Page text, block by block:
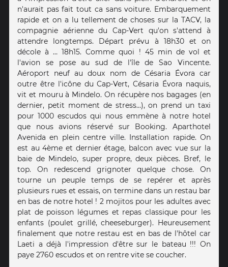
n'aurait pas fait tout ca sans voiture. Embarquement
rapide et on a lu tellement de choses sur la TACV, la
compagnie aérienne du Cap-Vert qu'on s'attend à
attendre longtemps. Départ prévu à 18h30 et on
décole à … 18h15. Comme quoi ! 45 min de vol et
l'avion se pose au sud de l'île de Sao Vincente.
Aéroport neuf au doux nom de Césaria Évora car
outre être l'icône du Cap-Vert, Césaria Évora naquis,
vit et mouru à Mindelo. On récupère nos bagages (en
dernier, petit moment de stress…), on prend un taxi
pour 1000 escudos qui nous emmène à notre hotel
que nous avions réservé sur Booking. Aparthotel
Avenida en plein centre ville. Installation rapide. On
est au 4ème et dernier étage, balcon avec vue sur la
baie de Mindelo, super propre, deux pièces. Bref, le
top. On redescend grignoter quelque chose. On
tourne un peuple temps de se repérer et après
plusieurs rues et essais, on termine dans un restau bar
en bas de notre hotel ! 2 mojitos pour les adultes avec
plat de poisson légumes et repas classique pour les
enfants (poulet grillé, cheeseburger). Heureusement
finalement que notre restau est en bas de l'hôtel car
Laeti a déjà l'impression d'être sur le bateau !!! On
paye 2760 escudos et on rentre vite se coucher.